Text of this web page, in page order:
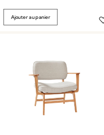
Ajouter au panier